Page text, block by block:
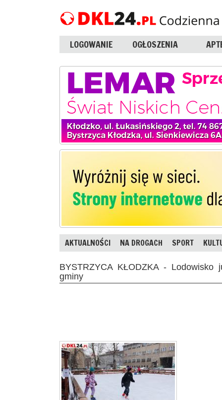
LOGOWANIE OGŁOSZENIA
AKTUALNOŚCI NA DROGACH SPORT
BYSTRZYCA KŁODZKA - Lodowisko
gminy